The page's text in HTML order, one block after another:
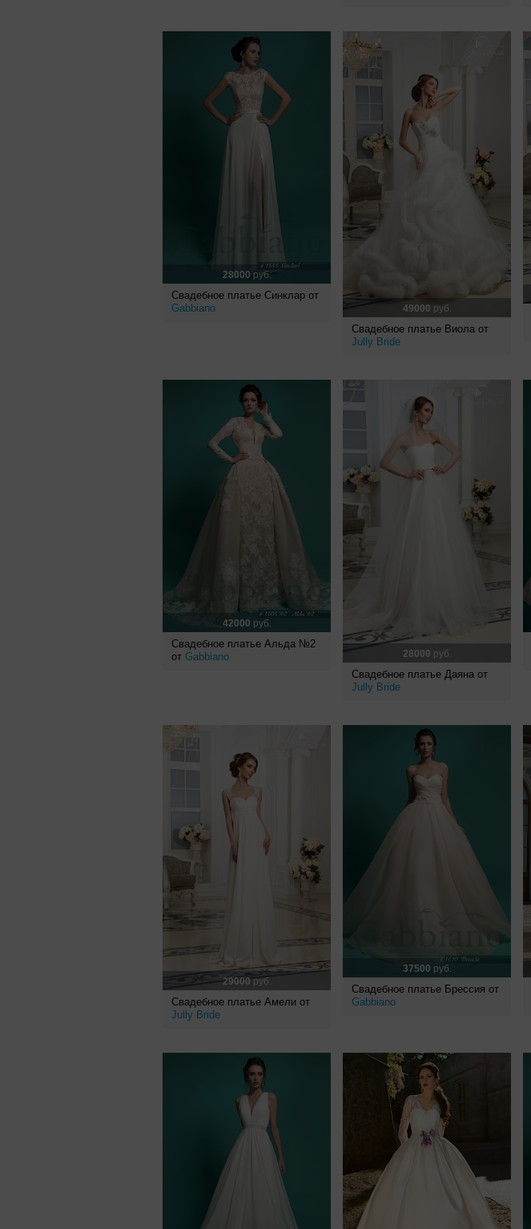
28000 руб.
Свадебное платье Синклар от
Gabbiano
49000 руб.
Свадебное платье Виола от
Jully Bride
42000 руб.
Свадебное платье Альда №2
от Gabbiano 28000 руб.
Свадебное платье Даяна от
Jully Bride
29000руб.
Свадебное платье Амели от
Jully Bride
37500 руб.
Свадебное платье Брессия от
Gabbiano